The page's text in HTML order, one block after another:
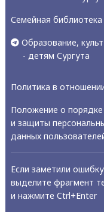
Семейная библиотека
Образование,
- детям Сургута
Политика в
Положение о порядке
и защиты
данных
Если заметили
выделите фрагмент
и нажмите Ctrl+Enter